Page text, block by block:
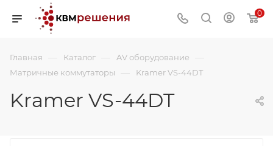
0
Главная — Каталог — AV оборудование —
Матричные коммутаторы — Kramer VS-44DT
Kramer VS-44DT